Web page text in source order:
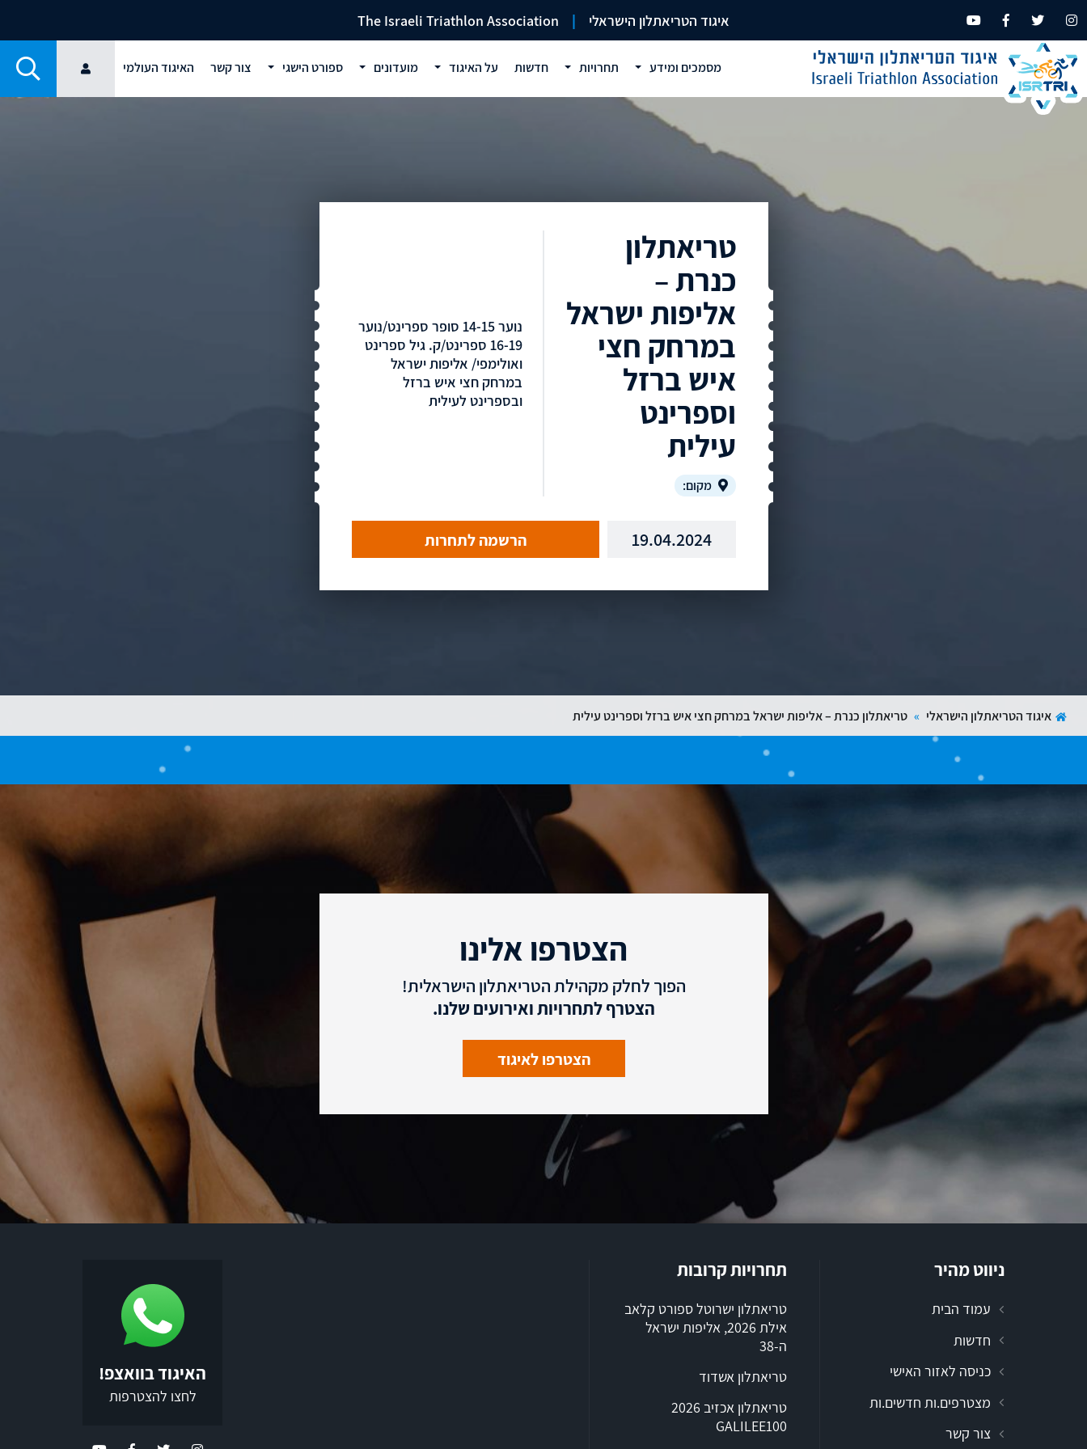
איגוד הטריאתלון הישראלי |
The Israeli Triathlon Association
מסמכים ומידע תחרויות חדשות על האיגוד מועדונים ספורט הישגי צור קשר האיגוד העולמי
טריאתלון
כנרת –
אליפות ישראל
במרחק חצי
איש ברזל
וספרינט
עילית
מקום:
נוער 14-15 סופר ספרינט/נוער
16-19 ספרינט/ק. גיל ספרינט
ואולימפי/ אליפות ישראל
במרחק חצי איש ברזל
ובספרינט לעילית
19.04.2024 הרשמה לתחרות
איגוד הטריאתלון הישראלי » טריאתלון כנרת – אליפות ישראל במרחק חצי איש ברזל וספרינט עילית
הצטרפו אלינו
הפוך לחלק מקהילת הטריאתלון הישראלית!
הצטרף לתחרויות ואירועים שלנו.
הצטרפו לאיגוד
ניווט מהיר
עמוד הבית
חדשות
כניסה לאזור האישי
מצטרפים.ות חדשים.ות
צור קשר
תחרויות קרובות
טריאתלון ישרוטל ספורט קלאב
אילת 2026, אליפות ישראל
ה-38
טריאתלון אשדוד
טריאתלון אכזיב 2026
GALILEE100
האיגוד בוואצפ!
לחצו להצטרפות